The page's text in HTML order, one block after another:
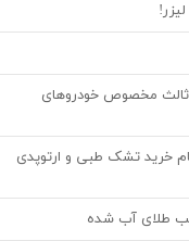
مخصوص خودروهای
خرید تشک طبی و ارتوپدی
طلای آب شده